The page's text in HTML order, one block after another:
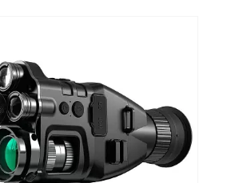
Залишилось 43 дні